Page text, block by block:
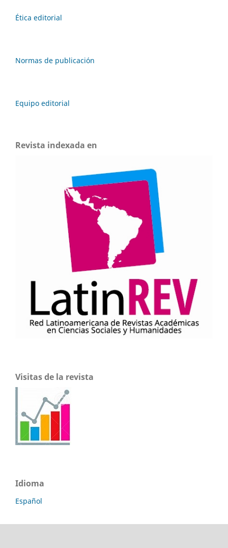
Ética editorial
Normas de publicación
Equipo editorial
Revista indexada en
Visitas de la revista
Idioma
Español